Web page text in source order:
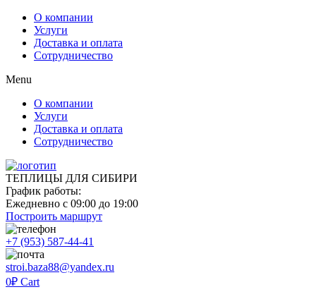
О компании
Услуги
Доставка и оплата
Сотрудничество
Menu
О компании
Услуги
Доставка и оплата
Сотрудничество
ТЕПЛИЦЫ ДЛЯ СИБИРИ
График работы:
Ежедневно с 09:00 до 19:00
Построить маршрут
+7 (953) 587-44-41
stroi.baza88@yandex.ru
0₽ Cart